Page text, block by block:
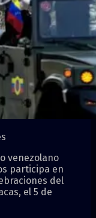
venezolano
participa en
del
el 5 de